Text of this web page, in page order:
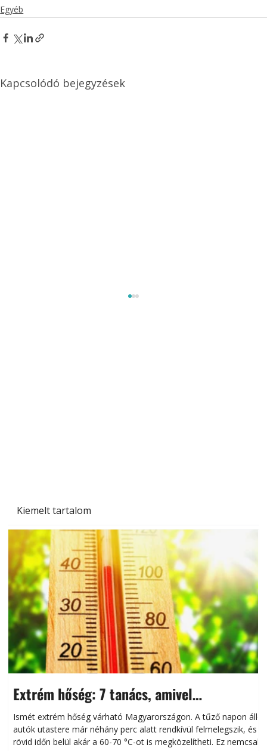
Kiemelt tartalom
Extrém hőség: 7 tanács, amivel
megóvhatjuk autónkat a nyári károktól
Ismét extrém hőség várható Magyarországon. A tűző napon álló
autók utastere már néhány perc alatt rendkívül felmelegszik, és
rövid időn belül akár a 60-70 °C-ot is megközelítheti. Ez nemcsak
Egyéb
Kapcsolódó bejegyzések